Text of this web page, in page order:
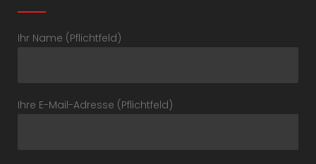
Ihr Name (Pflichtfeld)
Ihre E-Mail-Adresse (Pflichtfeld)